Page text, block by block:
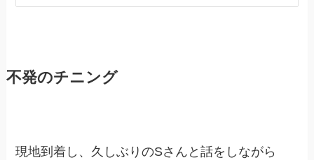
不発のチニング
現地到着し、久しぶりのSさんと話をしながら